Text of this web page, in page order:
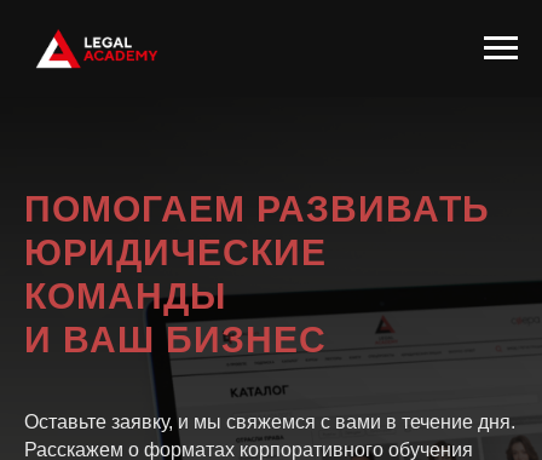
ПОМОГАЕМ РАЗВИВАТЬ
ЮРИДИЧЕСКИЕ
КОМАНДЫ
И ВАШ БИЗНЕС
Оставьте заявку, и мы свяжемся с вами в течение дня.
Расскажем о форматах корпоративного обучения